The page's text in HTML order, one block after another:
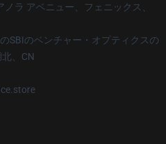
ノラ アベニュー、フェニックス、
SBIのベンチャー・オプティクスの
、CN